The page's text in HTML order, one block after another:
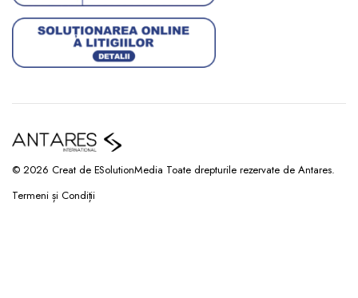
© 2026 Creat de ESolutionMedia Toate drepturile rezervate de Antares.
Termeni și Condiții